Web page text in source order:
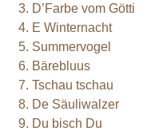
D’Farbe vom Götti
E Winternacht
Summervogel
Bärebluus
Tschau tschau
De Säuliwalzer
Du bisch Du